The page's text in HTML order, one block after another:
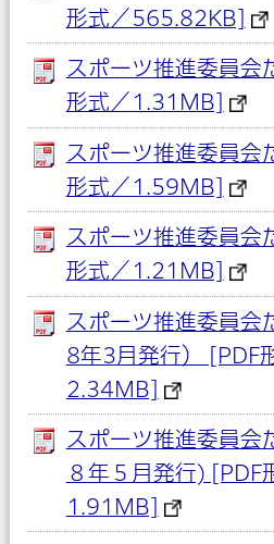
形式／565.82KB]
スポーツ推進委員会
形式／1.31MB]
スポーツ推進委員会
形式／1.59MB]
スポーツ推進委員会
形式／1.21MB]
スポーツ推進委員会
8年3月発行） [PDF
2.34MB]
スポーツ推進委員会
８年５月発行) [PDF
1.91MB]